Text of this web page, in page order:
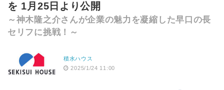
を 1月25日より公開
～神木隆之介さんが企業の魅力を凝縮した早口の長
セリフに挑戦！～
積水ハウス
2025/1/24 11:00